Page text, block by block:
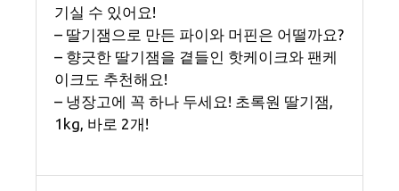
기실 수 있어요!
– 딸기잼으로 만든 파이와 머핀은 어떨까요?
– 향긋한 딸기잼을 곁들인 핫케이크와 팬케
이크도 추천해요!
– 냉장고에 꼭 하나 두세요! 초록원 딸기잼,
1kg, 바로 2개!